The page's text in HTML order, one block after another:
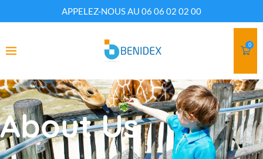
APPELEZ-NOUS AU 06 06 02 02 00
0
About Us